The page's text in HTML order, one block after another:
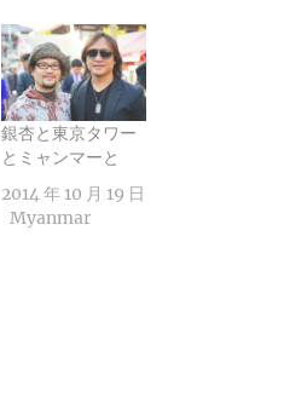
銀杏と東京タワー
とミャンマーと
2014 年 10 月 19 日
Myanmar